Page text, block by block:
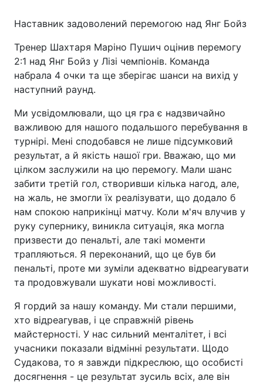
Наставник задоволений перемогою над Янг Бойз
Тренер Шахтаря Маріно Пушич оцінив перемогу
2:1 над Янг Бойз у Лізі чемпіонів. Команда
набрала 4 очки та ще зберігає шанси на вихід у
наступний раунд.
Ми усвідомлювали, що ця гра є надзвичайно
важливою для нашого подальшого перебування в
турнірі. Мені сподобався не лише підсумковий
результат, а й якість нашої гри. Вважаю, що ми
цілком заслужили на цю перемогу. Мали шанс
забити третій гол, створивши кілька нагод, але,
на жаль, не змогли їх реалізувати, що додало б
нам спокою наприкінці матчу. Коли м'яч влучив у
руку супернику, виникла ситуація, яка могла
призвести до пенальті, але такі моменти
трапляються. Я переконаний, що це був би
пенальті, проте ми зуміли адекватно відреагувати
та продовжували шукати нові можливості.
Я гордий за нашу команду. Ми стали першими,
хто відреагував, і це справжній рівень
майстерності. У нас сильний менталітет, і всі
учасники показали відмінні результати. Щодо
Судакова, то я завжди підкреслюю, що особисті
досягнення - це результат зусиль всіх, але він